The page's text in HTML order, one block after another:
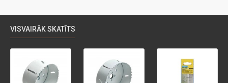
VISVAIRĀK SKATĪTS